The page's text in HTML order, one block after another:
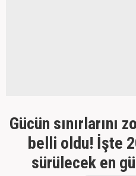
Gücün sınırlarını
belli oldu! İşte
sürülecek en